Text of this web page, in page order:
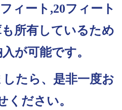
ィート,20フィート
所有しているため
が可能です。
たら、是非一度お
ください。